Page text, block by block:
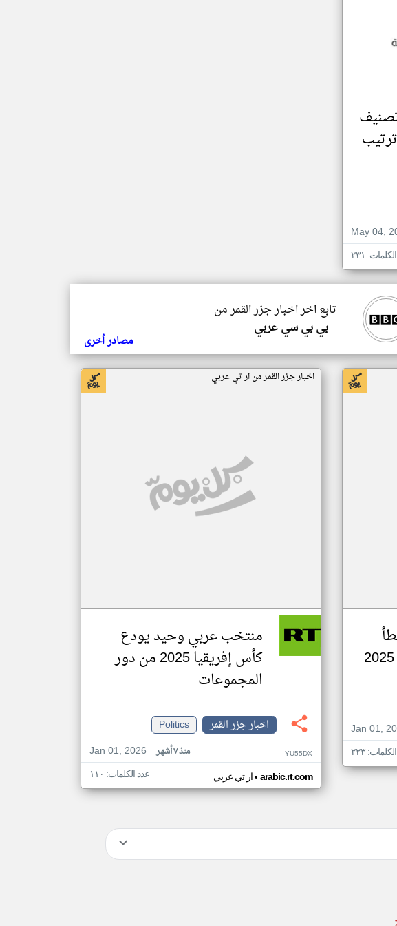
May 04,
٢٣١
تابع اخر اخبار جزر القمر من
بي بي سي عربي
مصادر أخرى
Jan 01,
٢٢٣
اخبار جزر القمر من ار تي عربي
منتخب عربي وحيد يودع
كأس إفريقيا 2025 من دور
المجموعات
اخبار جزر القمر
Politics
Jan 01, 2026
منذ ٧ أشهر YU55DX
ار تي عربي• arabic.rt.com عدد الكلمات: ١١٠